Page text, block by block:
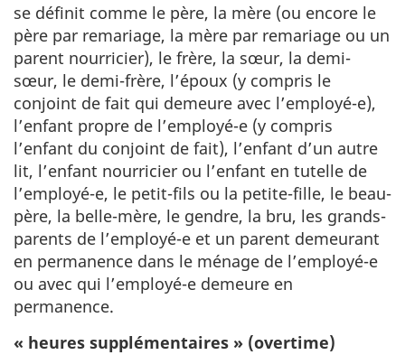
se définit comme le père, la mère (ou encore le
père par remariage, la mère par remariage ou un
parent nourricier), le frère, la sœur, la demi-
sœur, le demi-frère, l’époux (y compris le
conjoint de fait qui demeure avec l’employé-e),
l’enfant propre de l’employé-e (y compris
l’enfant du conjoint de fait), l’enfant d’un autre
lit, l’enfant nourricier ou l’enfant en tutelle de
l’employé-e, le petit-fils ou la petite-fille, le beau-
père, la belle-mère, le gendre, la bru, les grands-
parents de l’employé-e et un parent demeurant
en permanence dans le ménage de l’employé-e
ou avec qui l’employé-e demeure en
permanence.
« heures supplémentaires » (overtime)